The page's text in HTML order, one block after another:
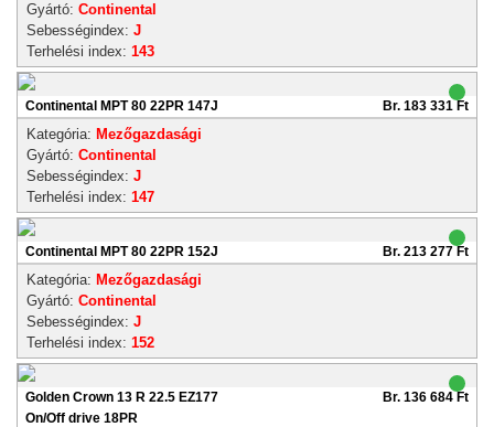
Gyártó: Continental
Sebességindex: J
Terhelési index: 143
Continental MPT 80 22PR 147J Br. 183 331 Ft
Kategória: Mezőgazdasági
Gyártó: Continental
Sebességindex: J
Terhelési index: 147
Continental MPT 80 22PR 152J Br. 213 277 Ft
Kategória: Mezőgazdasági
Gyártó: Continental
Sebességindex: J
Terhelési index: 152
Golden Crown 13 R 22.5 EZ177
On/Off drive 18PR
Br. 136 684 Ft